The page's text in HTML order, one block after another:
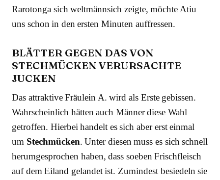
Rarotonga sich weltmännsich zeigte, möchte Atiu
uns schon in den ersten Minuten auffressen.
BLÄTTER GEGEN DAS VON
STECHMÜCKEN VERURSACHTE
JUCKEN
Das attraktive Fräulein A. wird als Erste gebissen.
Wahrscheinlich hätten auch Männer diese Wahl
getroffen. Hierbei handelt es sich aber erst einmal
um Stechmücken. Unter diesen muss es sich schnell
herumgesprochen haben, dass soeben Frischfleisch
auf dem Eiland gelandet ist. Zumindest besiedeln sie